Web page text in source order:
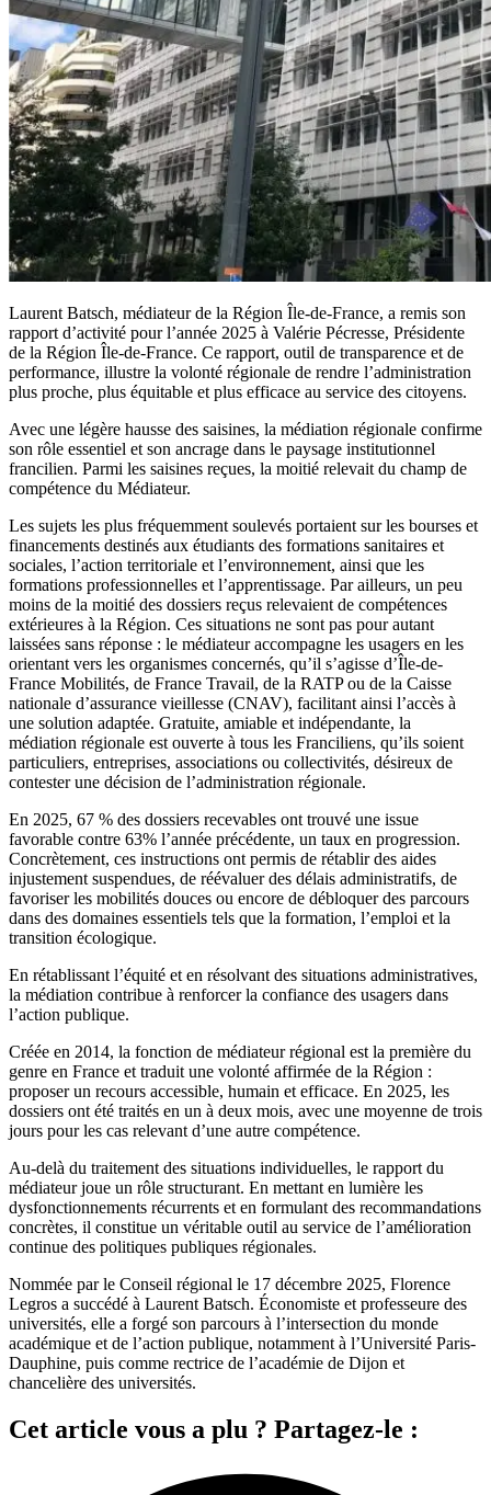
Laurent Batsch, médiateur de la Région Île-de-France, a remis son
rapport d’activité pour l’année 2025 à Valérie Pécresse, Présidente
de la Région Île-de-France. Ce rapport, outil de transparence et de
performance, illustre la volonté régionale de rendre l’administration
plus proche, plus équitable et plus efficace au service des citoyens.
Avec une légère hausse des saisines, la médiation régionale confirme
son rôle essentiel et son ancrage dans le paysage institutionnel
francilien. Parmi les saisines reçues, la moitié relevait du champ de
compétence du Médiateur.
Les sujets les plus fréquemment soulevés portaient sur les bourses et
financements destinés aux étudiants des formations sanitaires et
sociales, l’action territoriale et l’environnement, ainsi que les
formations professionnelles et l’apprentissage. Par ailleurs, un peu
moins de la moitié des dossiers reçus relevaient de compétences
extérieures à la Région. Ces situations ne sont pas pour autant
laissées sans réponse : le médiateur accompagne les usagers en les
orientant vers les organismes concernés, qu’il s’agisse d’Île-de-
France Mobilités, de France Travail, de la RATP ou de la Caisse
nationale d’assurance vieillesse (CNAV), facilitant ainsi l’accès à
une solution adaptée. Gratuite, amiable et indépendante, la
médiation régionale est ouverte à tous les Franciliens, qu’ils soient
particuliers, entreprises, associations ou collectivités, désireux de
contester une décision de l’administration régionale.
En 2025, 67 % des dossiers recevables ont trouvé une issue
favorable contre 63% l’année précédente, un taux en progression.
Concrètement, ces instructions ont permis de rétablir des aides
injustement suspendues, de réévaluer des délais administratifs, de
favoriser les mobilités douces ou encore de débloquer des parcours
dans des domaines essentiels tels que la formation, l’emploi et la
transition écologique.
En rétablissant l’équité et en résolvant des situations administratives,
la médiation contribue à renforcer la confiance des usagers dans
l’action publique.
Créée en 2014, la fonction de médiateur régional est la première du
genre en France et traduit une volonté affirmée de la Région :
proposer un recours accessible, humain et efficace. En 2025, les
dossiers ont été traités en un à deux mois, avec une moyenne de trois
jours pour les cas relevant d’une autre compétence.
Au-delà du traitement des situations individuelles, le rapport du
médiateur joue un rôle structurant. En mettant en lumière les
dysfonctionnements récurrents et en formulant des recommandations
concrètes, il constitue un véritable outil au service de l’amélioration
continue des politiques publiques régionales.
Nommée par le Conseil régional le 17 décembre 2025, Florence
Legros a succédé à Laurent Batsch. Économiste et professeure des
universités, elle a forgé son parcours à l’intersection du monde
académique et de l’action publique, notamment à l’Université Paris-
Dauphine, puis comme rectrice de l’académie de Dijon et
chancelière des universités.
Cet article vous a plu ? Partagez-le :